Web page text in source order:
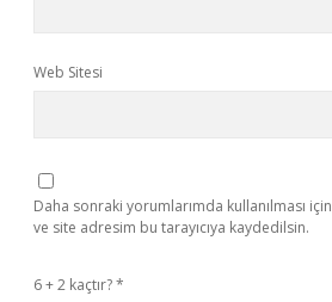
Web Sitesi
Daha sonraki yorumlarımda kullanılması
ve site adresim bu tarayıcıya kaydedilsin.
6 + 2 kaçtır?*